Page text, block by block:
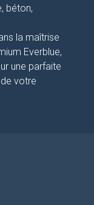
béton,
la maîtrise
Everblue,
une parfaite
votre